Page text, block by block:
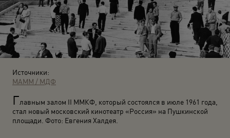
Источники:
МАММ / МДФ
Главным залом II ММКФ, который состоялся в июле 1961 года,
стал новый московский кинотеатр «Россия» на Пушкинской
площади. Фото: Евгения Халдея.